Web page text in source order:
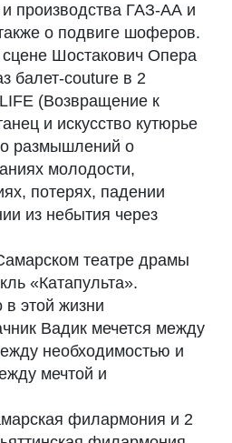
производства ГАЗ-АА и
о подвиге шоферов.
Шостакович Опера
балет-couture в 2
(Возвращение к
и искусство кутюрье
размышлений о
молодости,
потерях, падении
из небытия через
театре драмы
«Катапульта».
в этой жизни
Вадик мечется между
необходимостью и
мечтой и
филармония и 2